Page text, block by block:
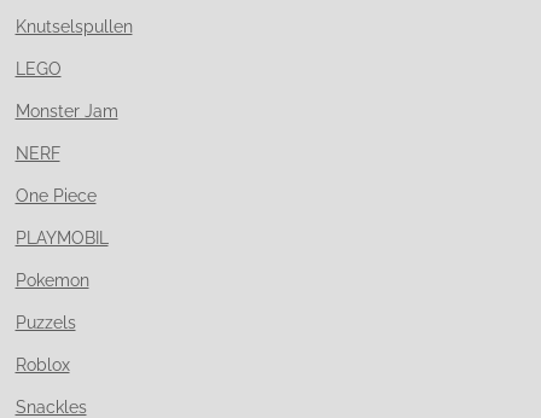
Knutselspullen
LEGO
Monster Jam
NERF
One Piece
PLAYMOBIL
Pokemon
Puzzels
Roblox
Snackles